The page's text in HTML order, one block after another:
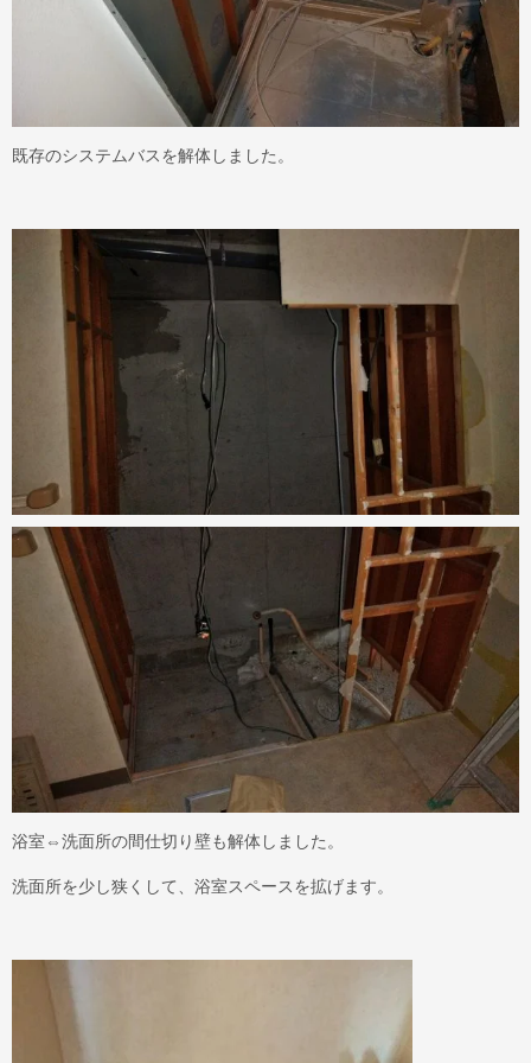
既存のシステムバスを解体しました。
浴室⇔洗面所の間仕切り壁も解体しました。
洗面所を少し狭くして、浴室スペースを拡げます。